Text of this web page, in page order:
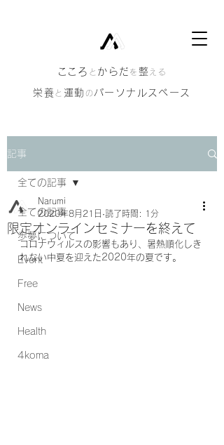
​こころ と からだ を 整 える
栄養 と 運動 のパーソナルスペース
記事
全ての記事
歩夢について
Event
Free
News
Health
4koma
全ての記事
限定オンラインセミナーを終えて
Narumi
2020年8月21日 読了時間: 1分
コロナウィルスの影響もあり、暑熱順化しき
れない中夏を迎えた2020年の夏です。